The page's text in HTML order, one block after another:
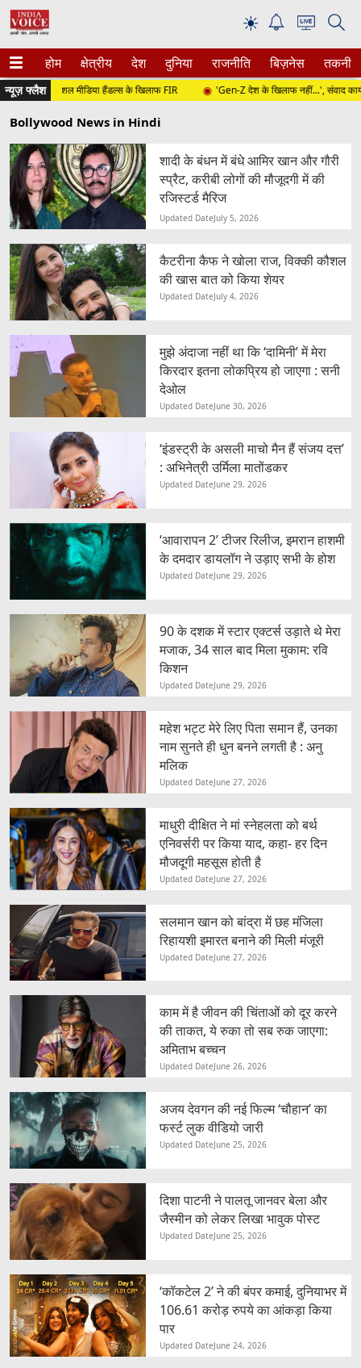
☀
होम क्षेत्रीय देश दुनिया राजनीति बिज़नेस तकनीक
न्यूज़ फ्लैश
दर्ज, सोशल मीडिया हैंडल्स के खिलाफ FIR 'Gen-Z देश के खिलाफ नहीं...', संवाद कार्यक्रम
Bollywood News in Hindi
शादी के बंधन में बंधे आमिर खान और गौरी
स्प्रैट, करीबी लोगों की मौजूदगी में की
रजिस्टर्ड मैरिज
Updated DateJuly 5, 2026
कैटरीना कैफ ने खोला राज, विक्की कौशल
की खास बात को किया शेयर
Updated DateJuly 4, 2026
मुझे अंदाजा नहीं था कि ‘दामिनी’ में मेरा
किरदार इतना लोकप्रिय हो जाएगा : सनी
देओल
Updated DateJune 30, 2026
‘इंडस्ट्री के असली माचो मैन हैं संजय दत्त’
: अभिनेत्री उर्मिला मातोंडकर
Updated DateJune 29, 2026
‘आवारापन 2’ टीजर रिलीज, इमरान हाशमी
के दमदार डायलॉग ने उड़ाए सभी के होश
Updated DateJune 29, 2026
90 के दशक में स्टार एक्टर्स उड़ाते थे मेरा
मजाक, 34 साल बाद मिला मुकाम: रवि
किशन
Updated DateJune 29, 2026
महेश भट्ट मेरे लिए पिता समान हैं, उनका
नाम सुनते ही धुन बनने लगती है : अनु
मलिक
Updated DateJune 27, 2026
माधुरी दीक्षित ने मां स्नेहलता को बर्थ
एनिवर्सरी पर किया याद, कहा- हर दिन
मौजदूगी महसूस होती है
Updated DateJune 27, 2026
सलमान खान को बांद्रा में छह मंजिला
रिहायशी इमारत बनाने की मिली मंजूरी
Updated DateJune 27, 2026
काम में है जीवन की चिंताओं को दूर करने
की ताकत, ये रुका तो सब रुक जाएगा:
अमिताभ बच्चन
Updated DateJune 26, 2026
अजय देवगन की नई फिल्म ‘चौहान’ का
फर्स्ट लुक वीडियो जारी
Updated DateJune 25, 2026
दिशा पाटनी ने पालतू जानवर बेला और
जैस्मीन को लेकर लिखा भावुक पोस्ट
Updated DateJune 25, 2026
‘कॉकटेल 2’ ने की बंपर कमाई, दुनियाभर में
106.61 करोड़ रुपये का आंकड़ा किया
पार
Updated DateJune 24, 2026